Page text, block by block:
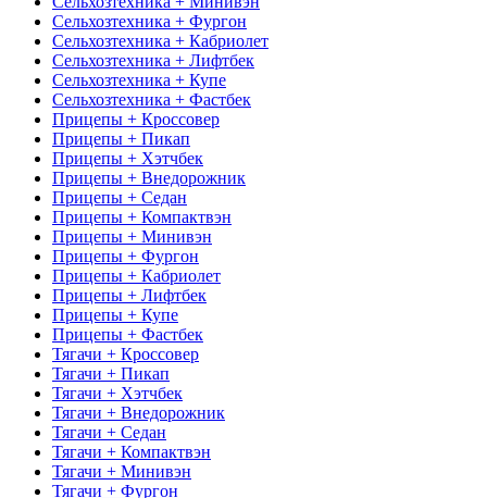
Сельхозтехника + Фургон
Сельхозтехника + Кабриолет
Сельхозтехника + Лифтбек
Сельхозтехника + Купе
Сельхозтехника + Фастбек
Прицепы + Кроссовер
Прицепы + Пикап
Прицепы + Хэтчбек
Прицепы + Внедорожник
Прицепы + Седан
Прицепы + Компактвэн
Прицепы + Минивэн
Прицепы + Фургон
Прицепы + Кабриолет
Прицепы + Лифтбек
Прицепы + Купе
Прицепы + Фастбек
Тягачи + Кроссовер
Тягачи + Пикап
Тягачи + Хэтчбек
Тягачи + Внедорожник
Тягачи + Седан
Тягачи + Компактвэн
Тягачи + Минивэн
Тягачи + Фургон